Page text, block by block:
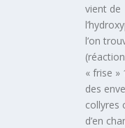
vient de
l’on
« frise »
des
collyres
d’en